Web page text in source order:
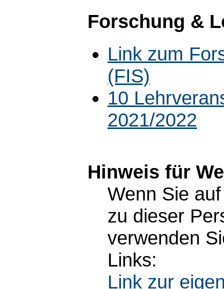
Forschung &
Link zum
(FIS)
10
2021/2022
Hinweis für
Wenn Sie
zu dieser
verwenden
Links:
Link zur